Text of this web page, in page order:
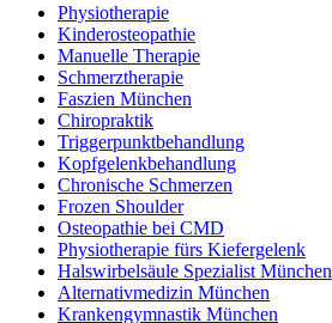
Physiotherapie
Kinderosteopathie
Manuelle Therapie
Schmerztherapie
Faszien München
Chiropraktik
Triggerpunktbehandlung
Kopfgelenkbehandlung
Chronische Schmerzen
Frozen Shoulder
Osteopathie bei CMD
Physiotherapie fürs Kiefergelenk
Halswirbelsäule Spezialist München
Alternativmedizin München
Krankengymnastik München